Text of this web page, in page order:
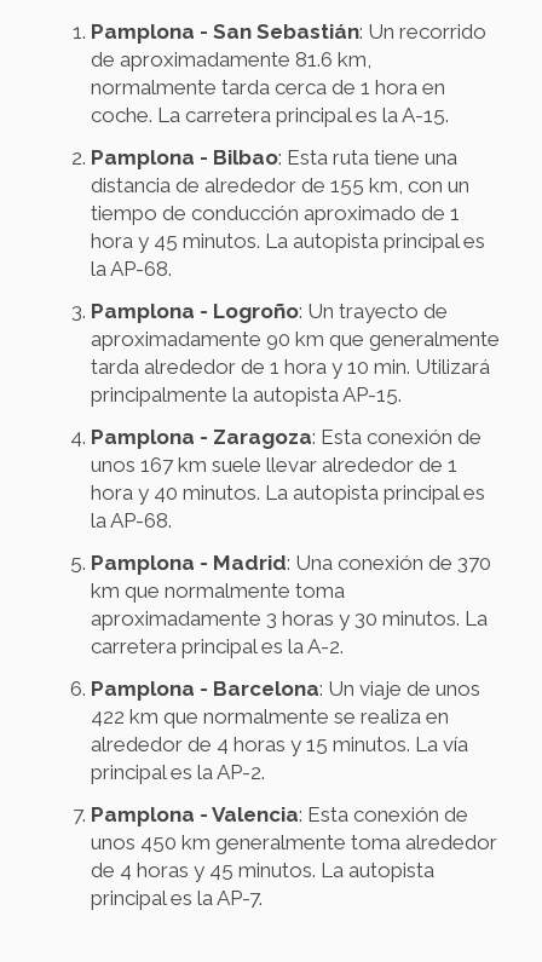
Pamplona - San Sebastián: Un recorrido
de aproximadamente 81.6 km,
normalmente tarda cerca de 1 hora en
coche. La carretera principal es la A-15.
Pamplona - Bilbao: Esta ruta tiene una
distancia de alrededor de 155 km, con un
tiempo de conducción aproximado de 1
hora y 45 minutos. La autopista principal es
la AP-68.
Pamplona - Logroño: Un trayecto de
aproximadamente 90 km que generalmente
tarda alrededor de 1 hora y 10 min. Utilizará
principalmente la autopista AP-15.
Pamplona - Zaragoza: Esta conexión de
unos 167 km suele llevar alrededor de 1
hora y 40 minutos. La autopista principal es
la AP-68.
Pamplona - Madrid: Una conexión de 370
km que normalmente toma
aproximadamente 3 horas y 30 minutos. La
carretera principal es la A-2.
Pamplona - Barcelona: Un viaje de unos
422 km que normalmente se realiza en
alrededor de 4 horas y 15 minutos. La vía
principal es la AP-2.
Pamplona - Valencia: Esta conexión de
unos 450 km generalmente toma alrededor
de 4 horas y 45 minutos. La autopista
principal es la AP-7.